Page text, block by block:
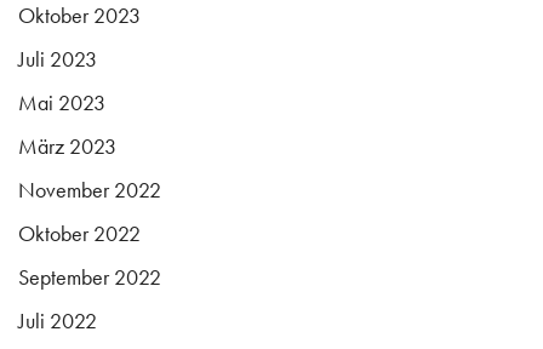
Oktober 2023
Juli 2023
Mai 2023
März 2023
November 2022
Oktober 2022
September 2022
Juli 2022